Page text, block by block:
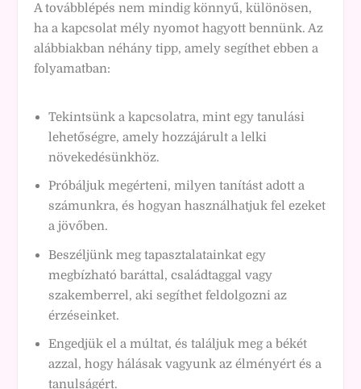
A továbblépés nem mindig könnyű, különösen,
ha a kapcsolat mély nyomot hagyott bennünk. Az
alábbiakban néhány tipp, amely segíthet ebben a
folyamatban:
Tekintsünk a kapcsolatra, mint egy tanulási
lehetőségre, amely hozzájárult a lelki
növekedésünkhöz.
Próbáljuk megérteni, milyen tanítást adott a
számunkra, és hogyan használhatjuk fel ezeket
a jövőben.
Beszéljünk meg tapasztalatainkat egy
megbízható baráttal, családtaggal vagy
szakemberrel, aki segíthet feldolgozni az
érzéseinket.
Engedjük el a múltat, és találjuk meg a békét
azzal, hogy hálásak vagyunk az élményért és a
tanulságért.